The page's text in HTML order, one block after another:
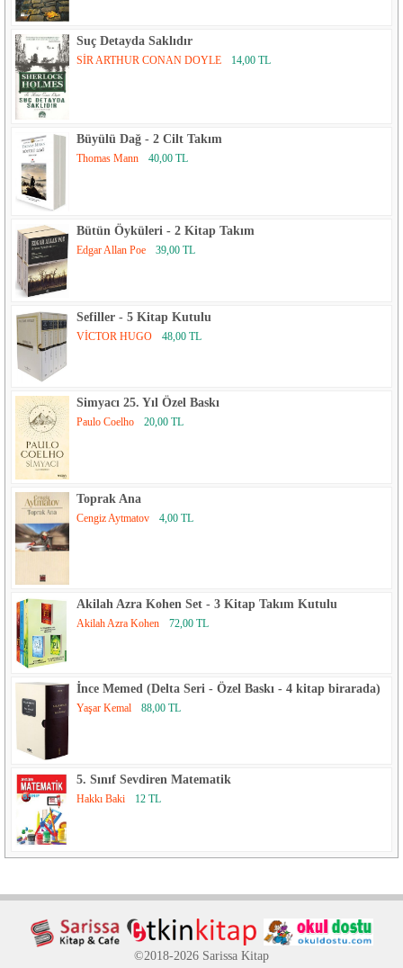
Suç Detayda Saklıdır
SİR ARTHUR CONAN DOYLE 14,00 TL
Büyülü Dağ - 2 Cilt Takım
Thomas Mann 40,00 TL
Bütün Öyküleri - 2 Kitap Takım
Edgar Allan Poe 39,00 TL
Sefiller - 5 Kitap Kutulu
VİCTOR HUGO 48,00 TL
Simyacı 25. Yıl Özel Baskı
Paulo Coelho 20,00 TL
Toprak Ana
Cengiz Aytmatov 4,00 TL
Akilah Azra Kohen Set - 3 Kitap Takım Kutulu
Akilah Azra Kohen 72,00 TL
İnce Memed (Delta Seri - Özel Baskı - 4 kitap birarada)
Yaşar Kemal 88,00 TL
5. Sınıf Sevdiren Matematik
Hakkı Baki 12 TL
©2018-2026 Sarissa Kitap